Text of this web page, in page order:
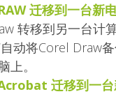
迁移到一台新
转移到另一台计
动将Corel Draw
上。
迁移到一台